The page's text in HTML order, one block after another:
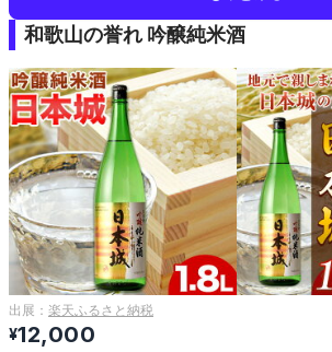
和歌山の誉れ 吟醸純米酒
出展： 楽天ふるさと納税
¥12,000